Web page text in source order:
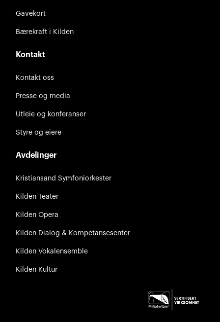
Gavekort
Bærekraft i Kilden
Kontakt
Kontakt oss
Presse og media
Utleie og konferanser
Styre og eiere
Avdelinger
Kristiansand Symfoniorkester
Kilden Teater
Kilden Opera
Kilden Dialog & Kompetansesenter
Kilden Vokalensemble
Kilden Kultur